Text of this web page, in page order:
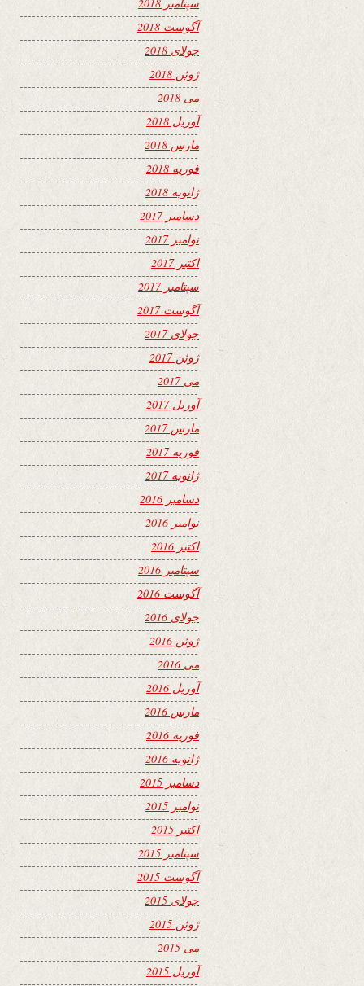
آگوست 2018
جولای 2018
ژوئن 2018
می 2018
آوریل 2018
مارس 2018
فوریه 2018
ژانویه 2018
دسامبر 2017
نوامبر 2017
اکتبر 2017
سپتامبر 2017
آگوست 2017
جولای 2017
ژوئن 2017
می 2017
آوریل 2017
مارس 2017
فوریه 2017
ژانویه 2017
دسامبر 2016
نوامبر 2016
اکتبر 2016
سپتامبر 2016
آگوست 2016
جولای 2016
ژوئن 2016
می 2016
آوریل 2016
مارس 2016
فوریه 2016
ژانویه 2016
دسامبر 2015
نوامبر 2015
اکتبر 2015
سپتامبر 2015
آگوست 2015
جولای 2015
ژوئن 2015
می 2015
آوریل 2015